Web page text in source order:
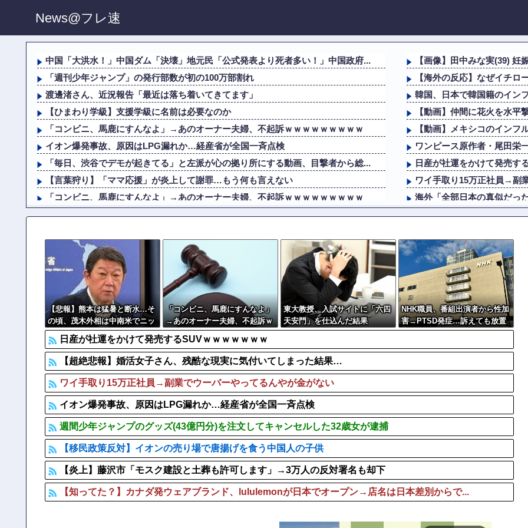
News@フレ速
中国「大洪水！」中国ダム「決壊」地元民「公式発表より死者多い！」中国政府...
「週刊少年ジャンプ」の発行部数が初の100万部割れ
渡邊渚さん、近況報告「最近は落ち着いてきてます」
【ひまわり学級】支援学級に名前は必要なのか
「コンビニ、馬鹿にすんなよ」→あのオーナー夫婦、不起訴ｗｗｗｗｗｗｗｗｗ
イオン爆発事故、原因はLPG漏れか…経産省が全国一斉点検
「毎日、渋谷でデモが起きてる」と左派が心の拠り所にする動画、目撃者から総...
【言葉狩り】「ママ応援」が炎上して謝罪…もう何も言えない
「コンビニ、馬鹿にすんなよ」→あのオーナー夫婦、不起訴ｗｗｗｗｗｗｗｗｗ
高市政権「減税します」→財源「これから考えます」
日本製紙の記者会見に出席した某メディア記者、被害者の個人情報を執拗に聞き...
【悲報】 アメリカで今も続いてる近親相姦の一族がやばすぎる
【画像】 パン線透けまくってるOLの尻ｗｗｗｗｗｗ
【画像】田中みな実(39) 妊
【海外の反応】なぜイチ
韓国、日本で韓国籍のイン
【動画】仲間に花火を水平
【動画】メキシコのインフ
ワンピース原作者・尾田栄
日産が社運をかけて発売す
ワイ手取り15万正社員→副
海外「全部日本の真似だっ
カナダ人「お前らの国で異
恵俊彰「総理がいろんな
悪口回避＆一人好きの私、
ChatGPTに聞いた10年後の
スーパーカブってもう完全
【悲報】熊本は猛暑と断水…そ
の頃、茂木外相は中南米でニッ
コリ動画公開
「コンビニ、馬鹿にすんなよ」
→あのオーナー夫婦、不起訴ｗ
ｗｗｗｗｗｗｗｗ
東大教授、入試サイトに「六四
天安門」を仕込んだ結果
NHK職員、番組出演者から性加
害→PTSD発症…訴えても放置
されていた模様
日産が社運をかけて発売するSUVｗｗｗｗｗｗｗ
【超絶悲報】婚活女子さん、残酷な現実に気付いてしまった結果…
ワイ手取り15万正社員→副業でウーバーやってるんやが金がない
イオン爆発事故、原因はLPG漏れか…経産省が全国一斉点検
週間少年ジャンプのグッズ(43億円分)を注文してキャンセルした32歳女が逮捕
【移民政策反対】イオンの売り場で唐揚げを食う中国人の子供
【炎上】藤沢市「モスク建設と土葬も許可します」→3万人の反対署名も却下
【知ってた？】カナダ発ウェアブランド、lululemonが日本でオープン→店名は日本差別からで...